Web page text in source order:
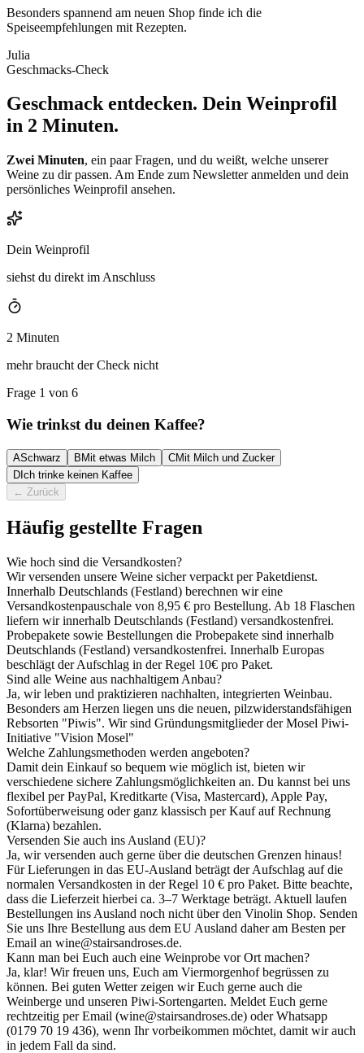
Besonders spannend am neuen Shop finde ich die
Speiseempfehlungen mit Rezepten.
Julia
Geschmacks-Check
Geschmack entdecken. Dein Weinprofil
in 2 Minuten.
Zwei Minuten, ein paar Fragen, und du weißt, welche unserer
Weine zu dir passen. Am Ende zum Newsletter anmelden und dein
persönliches Weinprofil ansehen.
Dein Weinprofil
siehst du direkt im Anschluss
2 Minuten
mehr braucht der Check nicht
Frage 1 von 6
Wie trinkst du deinen Kaffee?
ASchwarz B Mit etwas Milch CMit Milch und Zucker
D Ich trinke keinen Kaffee
← Zurück
Häufig gestellte Fragen
Wie hoch sind die Versandkosten?
Wir versenden unsere Weine sicher verpackt per Paketdienst.
Innerhalb Deutschlands (Festland) berechnen wir eine
Versandkostenpauschale von 8,95 € pro Bestellung. Ab 18 Flaschen
liefern wir innerhalb Deutschlands (Festland) versandkostenfrei.
Probepakete sowie Bestellungen die Probepakete sind innerhalb
Deutschlands (Festland) versandkostenfrei. Innerhalb Europas
beschlägt der Aufschlag in der Regel 10€ pro Paket.
Sind alle Weine aus nachhaltigem Anbau?
Ja, wir leben und praktizieren nachhalten, integrierten Weinbau.
Besonders am Herzen liegen uns die neuen, pilzwiderstandsfähigen
Rebsorten "Piwis". Wir sind Gründungsmitglieder der Mosel Piwi-
Initiative "Vision Mosel"
Welche Zahlungsmethoden werden angeboten?
Damit dein Einkauf so bequem wie möglich ist, bieten wir
verschiedene sichere Zahlungsmöglichkeiten an. Du kannst bei uns
flexibel per PayPal, Kreditkarte (Visa, Mastercard), Apple Pay,
Sofortüberweisung oder ganz klassisch per Kauf auf Rechnung
(Klarna) bezahlen.
Versenden Sie auch ins Ausland (EU)?
Ja, wir versenden auch gerne über die deutschen Grenzen hinaus!
Für Lieferungen in das EU-Ausland beträgt der Aufschlag auf die
normalen Versandkosten in der Regel 10 € pro Paket. Bitte beachte,
dass die Lieferzeit hierbei ca. 3–7 Werktage beträgt. Aktuell laufen
Bestellungen ins Ausland noch nicht über den Vinolin Shop. Senden
Sie uns Ihre Bestellung aus dem EU Ausland daher am Besten per
Email an wine@stairsandroses.de.
Kann man bei Euch auch eine Weinprobe vor Ort machen?
Ja, klar! Wir freuen uns, Euch am Viermorgenhof begrüssen zu
können. Bei guten Wetter zeigen wir Euch gerne auch die
Weinberge und unseren Piwi-Sortengarten. Meldet Euch gerne
rechtzeitig per Email (wine@stairsandroses.de) oder Whatsapp
(0179 70 19 436), wenn Ihr vorbeikommen möchtet, damit wir auch
in jedem Fall da sind.